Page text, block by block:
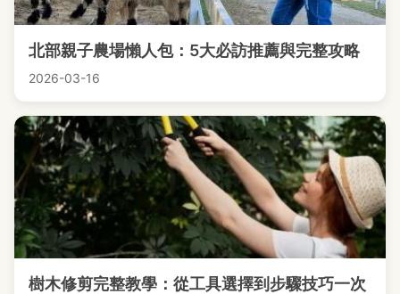
北部親子農場懶人包：5大必訪推薦與完整攻略
2026-03-16
樹木修剪完整教學：從工具選擇到步驟技巧一次